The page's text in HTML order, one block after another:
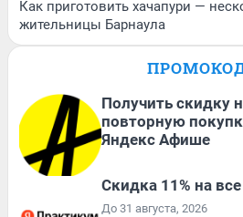
Как приготовить хачапури —
жительницы Барнаула
Получить скидку
повторную
Яндекс Афише
Скидка 11% на
До 31 августа, 2026